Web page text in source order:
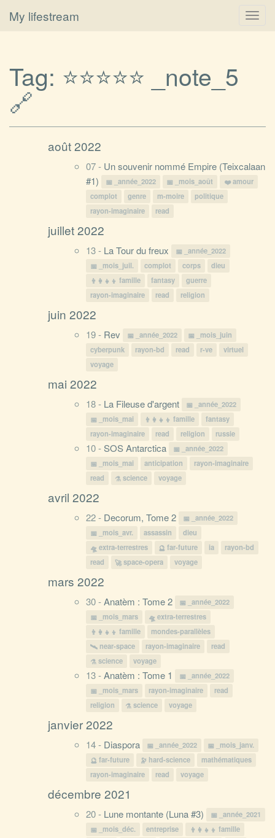
My lifestream
Tag: _note_5
🔗
août 2022
07 - Un souvenir nommé Empire (Teixcalaan
#1)
_année_2022 _mois_août
amour
complot
genre m-moire
politique
rayon-imaginaire
read
juillet 2022
13 - La Tour du freux
_année_2022
_mois_juil.
complot corps
dieu
famille
fantasy
guerre
rayon-imaginaire
read religion
juin 2022
19 - Rev _année_2022
_mois_juin
cyberpunk
rayon-bd read r-ve
virtuel
voyage
mai 2022
18 - La Fileuse d'argent
_année_2022
_mois_mai
famille
fantasy
rayon-imaginaire
read religion russie
10 -SOS Antarctica
_année_2022
_mois_mai
anticipation
rayon-imaginaire
read
science voyage
avril 2022
22 - Decorum, Tome 2
_année_2022
_mois_avr.
assassin
dieu
extra-terrestres
far-future ia
rayon-bd
read
space-opera voyage
mars 2022
30 -Anatèm : Tome 2
_année_2022
_mois_mars
extra-terrestres
famille
mondes-parallèles
near-space
rayon-imaginaire
read
science
voyage
13 -Anatèm : Tome 1
_année_2022
_mois_mars
rayon-imaginaire
read
religion
science voyage
janvier 2022
14 - Diaspora _année_2022
_mois_janv.
far-future
hard-science
mathématiques
rayon-imaginaire
read voyage
décembre 2021
20 - Lune montante (Luna #3)
_année_2021
_mois_déc.
entreprise
famille